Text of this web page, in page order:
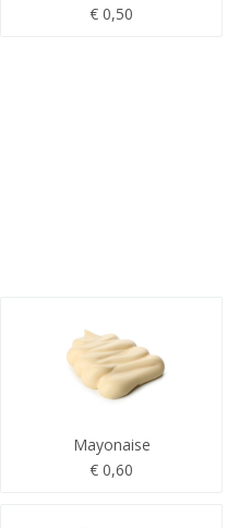
€ 0,50
Mayonaise
€ 0,60